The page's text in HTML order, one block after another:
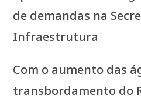
de demandas na
Infraestrutura
Com o aumento das
transbordamento do